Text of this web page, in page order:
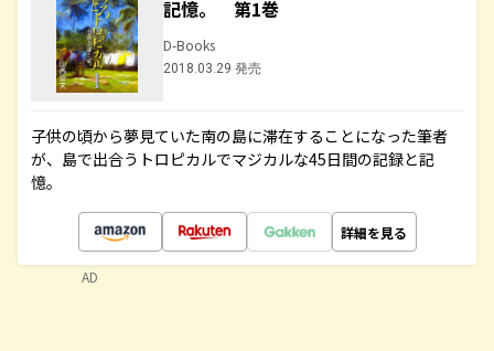
記憶。 第1巻
D-Books
2018.03.29 発売
子供の頃から夢見ていた南の島に滞在することになった筆者
が、島で出合うトロピカルでマジカルな45日間の記録と記
憶。
詳細を見る
AD